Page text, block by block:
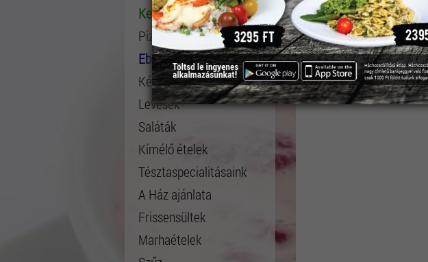
Kedvelt ételek
Pizza összeállítása
Ebéd menü
Kész Pizza
Levesek
Saláták
Kímélő ételek
Tésztaspecialitásaink
A Ház ajánlata
Frissensültek
Marhaételek